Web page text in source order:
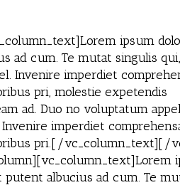
ipsum
ad cum. Te mutat singulis
Invenire imperdiet
pri, molestie expetendis
ad. Duo no voluptatum
imperdiet
pri.[/vc_column_text][/
albucius ad cum. Te